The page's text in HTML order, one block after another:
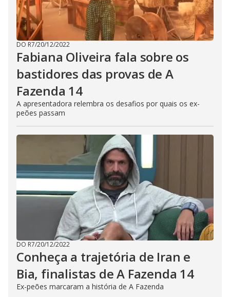
DO R7/20/12/2022
Fabiana Oliveira fala sobre os
bastidores das provas de A
Fazenda 14
A apresentadora relembra os desafios por quais os ex-
peões passam
DO R7/20/12/2022
Conheça a trajetória de Iran e
Bia, finalistas de A Fazenda 14
Ex-peões marcaram a história de A Fazenda